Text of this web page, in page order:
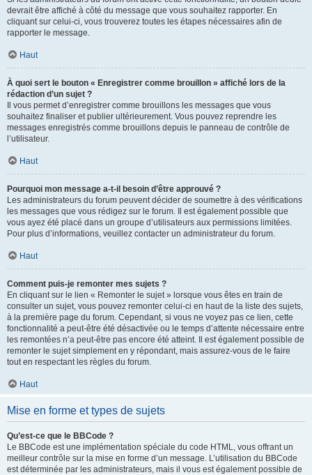
devrait être affiché à côté du message que vous souhaitez rapporter. En
cliquant sur celui-ci, vous trouverez toutes les étapes nécessaires afin de
rapporter le message.
Haut
À quoi sert le bouton « Enregistrer comme brouillon » affiché lors de la
rédaction d’un sujet ?
Il vous permet d’enregistrer comme brouillons les messages que vous
souhaitez finaliser et publier ultérieurement. Vous pouvez reprendre les
messages enregistrés comme brouillons depuis le panneau de contrôle de
l’utilisateur.
Haut
Pourquoi mon message a-t-il besoin d’être approuvé ?
Les administrateurs du forum peuvent décider de soumettre à des vérifications
les messages que vous rédigez sur le forum. Il est également possible que
vous ayez été placé dans un groupe d’utilisateurs aux permissions limitées.
Pour plus d’informations, veuillez contacter un administrateur du forum.
Haut
Comment puis-je remonter mes sujets ?
En cliquant sur le lien « Remonter le sujet » lorsque vous êtes en train de
consulter un sujet, vous pouvez remonter celui-ci en haut de la liste des sujets,
à la première page du forum. Cependant, si vous ne voyez pas ce lien, cette
fonctionnalité a peut-être été désactivée ou le temps d’attente nécessaire entre
les remontées n’a peut-être pas encore été atteint. Il est également possible de
remonter le sujet simplement en y répondant, mais assurez-vous de le faire
tout en respectant les règles du forum.
Haut
Mise en forme et types de sujets
Qu’est-ce que le BBCode ?
Le BBCode est une implémentation spéciale du code HTML, vous offrant un
meilleur contrôle sur la mise en forme d’un message. L’utilisation du BBCode
est déterminée par les administrateurs, mais il vous est également possible de